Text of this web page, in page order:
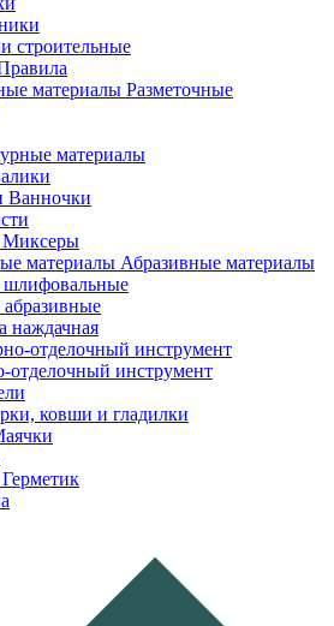
строительные
Разметочные
материалы
Ванночки
Миксеры
Абразивные материалы
шлифовальные
наждачная
отделочный инструмент
ковши и гладилки
Герметик